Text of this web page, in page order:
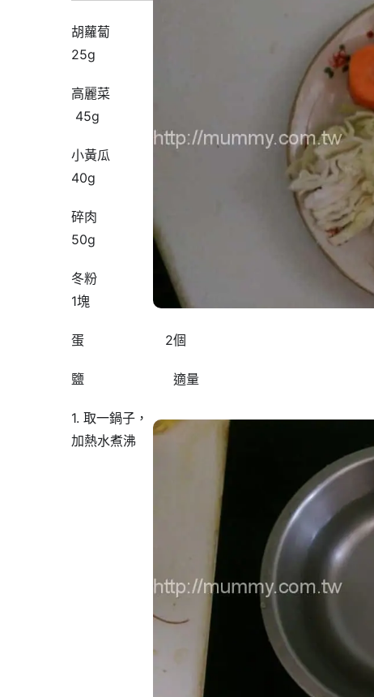
胡蘿蔔
25g
高麗菜
45g
小黃瓜
40g
碎肉
50g
冬粉
1塊
蛋 2個
鹽 適量
1. 取一鍋子，
加熱水煮沸